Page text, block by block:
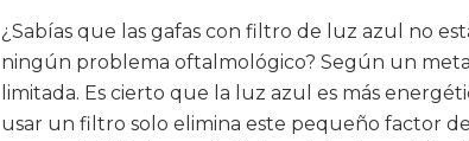
¿Sabías que las gafas con filtro de luz azul no
ningún problema oftalmológico? Según un
limitada. Es cierto que la luz azul es más
usar un filtro solo elimina este pequeño factor